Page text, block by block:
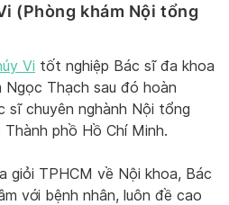
(Phòng khám Nội tổng
Vi tốt nghiệp Bác sĩ đa khoa
Ngọc Thạch sau đó hoàn
sĩ chuyên nghành Nội tổng
phồ Hồ Chí Minh.
giỏi TPHCM về Nội khoa, Bác
với bệnh nhân, luôn đề cao